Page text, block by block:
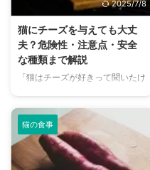
体的に分かります。 結論とし
食べ物ではありませんが、与え方
にはいくつかの重要なポイントが
あります。 この記事の結論 猫に
柿を与えることは危険ではなく、
る際には量を少量にしておくこと
...
2025/7/8
猫にチーズを与えても大丈
夫？危険性・注意点・安全
な種類まで解説
「猫はチーズが好きって聞いたけ
んな疑問を持つ飼い主さんは多い
のではないでしょうか。 人間に
とっては美味しいチーズですが、
猫にとっては思わぬ健康リスクを
伴う場合があります。 本記事で
猫の食事